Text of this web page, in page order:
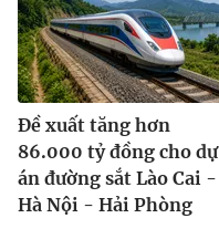
Đề xuất tăng hơn
86.000 tỷ đồng cho dự
án đường sắt Lào Cai -
Hà Nội - Hải Phòng